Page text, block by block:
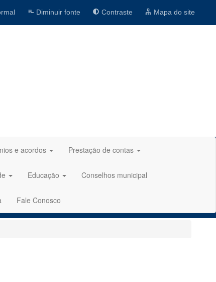
Diminuir fonte Contraste Mapa do site
e acordos Prestação de contas
Educação Conselhos municipal
Fale Conosco